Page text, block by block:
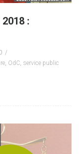
:
, OdC, service public